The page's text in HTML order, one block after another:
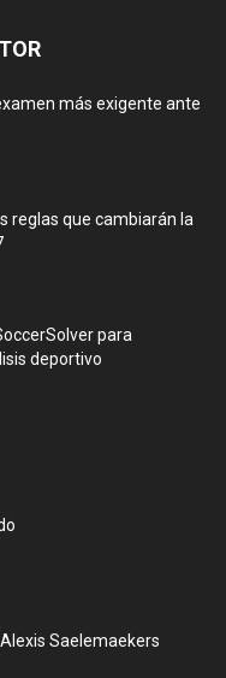
más exigente ante
reglas que cambiarán la
para
deportivo
Saelemaekers